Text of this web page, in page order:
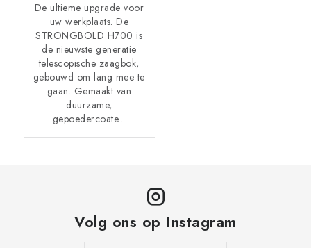
De ultieme upgrade voor
uw werkplaats. De
STRONGBOLD H700 is
de nieuwste generatie
telescopische zaagbok,
gebouwd om lang mee te
gaan. Gemaakt van
duurzame,
gepoedercoate...
Volg ons op Instagram